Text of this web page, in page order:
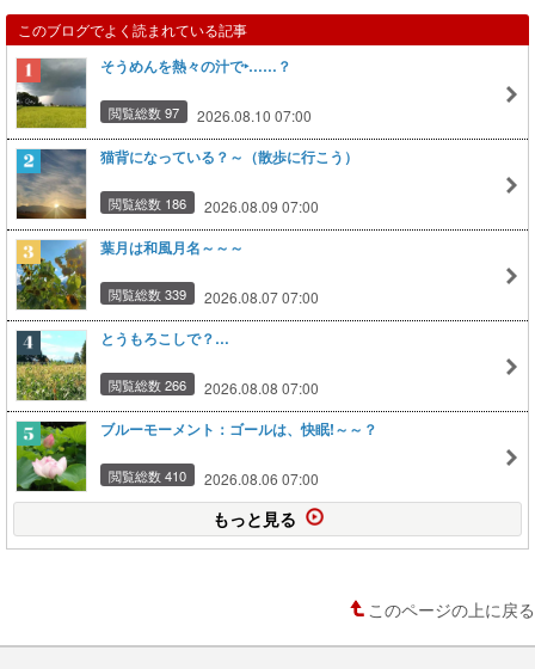
このブログでよく読まれている記事
そうめんを熱々の汁で‣……？
閲覧総数 97 2026.08.10 07:00
猫背になっている？～（散歩に行こう）
閲覧総数 186 2026.08.09 07:00
葉月は和風月名～～～
閲覧総数 339 2026.08.07 07:00
とうもろこしで？…
閲覧総数 266 2026.08.08 07:00
ブルーモーメント：ゴールは、快眠!～～？
閲覧総数 410 2026.08.06 07:00
もっと見る
このページの上に戻る